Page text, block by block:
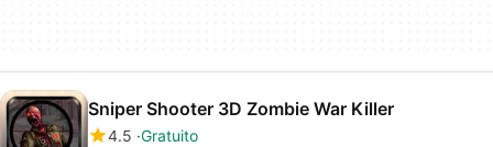
Sniper Shooter 3D Zombie War Killer
4.5 Gratuito